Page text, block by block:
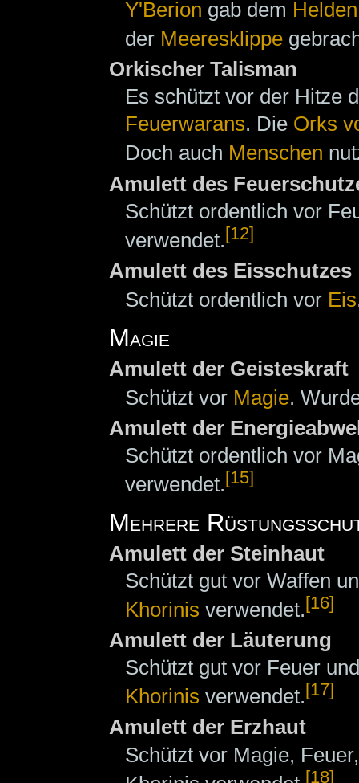
Y'Berion gab dem Helden
der Meeresklippe
Orkischer Talisman
Es schützt vor der Hitze
Feuerwarans. Die Orks
Doch auch Menschen
Amulett des
Schützt ordentlich vor
verwendet.[12]
Amulett des Eisschutzes
Schützt ordentlich vor Eis
Magie
Amulett der Geisteskraft
Schützt vor Magie.
Amulett der
Schützt ordentlich vor
verwendet. [15]
Mehrere
Amulett der Steinhaut
Schützt gut vor Waffen
Khorinis verwendet.[16]
Amulett der Läuterung
Schützt gut vor Feuer
Khorinis verwendet. [17]
Amulett der Erzhaut
Schützt vor Magie,
[18]